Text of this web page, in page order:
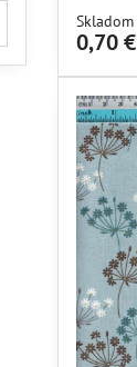
Skladom
0,70 €